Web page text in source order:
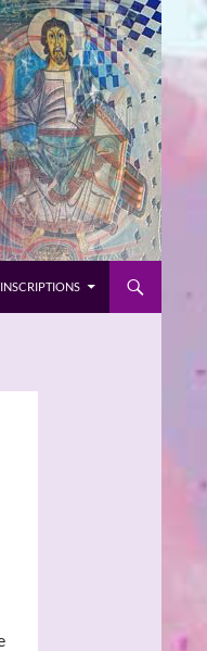
INSCRIPTIONS